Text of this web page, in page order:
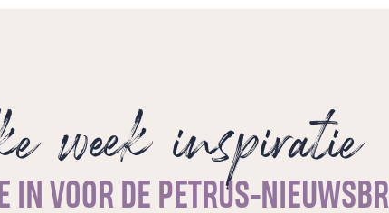
week inspiratie
IN VOOR DE PETRUS-